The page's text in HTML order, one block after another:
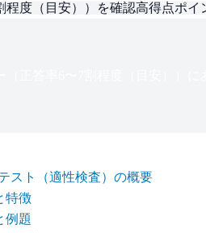
程度（目安） ）を確認高得点ポイ
スト（適性検査）の概要
特徴
例題